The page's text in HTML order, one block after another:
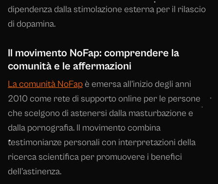
dipendenza dalla stimolazione esterna per il rilascio
di dopamina.
Il movimento NoFap: comprendere la
comunità e le affermazioni
La comunità NoFap è emersa all'inizio degli anni
2010 come rete di supporto online per le persone
che scelgono di astenersi dalla masturbazione e
dalla pornografia. Il movimento combina
testimonianze personali con interpretazioni della
ricerca scientifica per promuovere i benefici
dell'astinenza.